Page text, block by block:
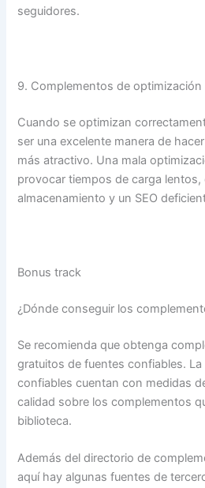
seguidores.
9. Complementos de optimización
Cuando se optimizan
ser una excelente manera de
más atractivo. Una mala
provocar tiempos de carga lentos,
almacenamiento y un SEO
Bonus track
¿Dónde conseguir los
Se recomienda que obtenga
gratuitos de fuentes confiables.
confiables cuentan con medidas
calidad sobre los complementos
biblioteca.
Además del directorio de
aquí hay algunas fuentes de